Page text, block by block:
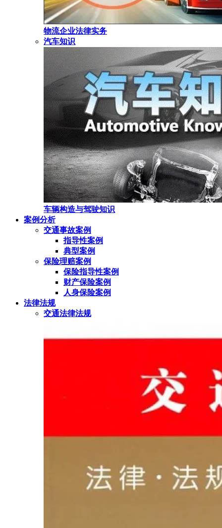
物流企业法律实务
汽车知识
车辆构造与驾驶知识
案例分析
交通事故案例
指导性案例
典型案例
保险理赔案例
保险指导性案例
财产保险案例
人身保险案例
法律法规
交通法律法规